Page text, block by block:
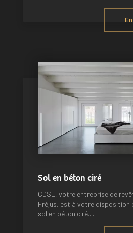
Sol en béton ciré
CDSL, votre entreprise de
Fréjus, est à votre disposition
sol en béton ciré....